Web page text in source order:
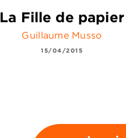
La Fille de papier
Guillaume Musso
15/04/2015